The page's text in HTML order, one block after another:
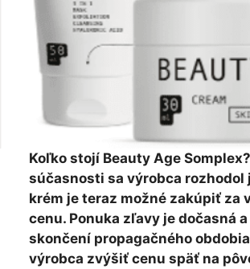
Koľko stojí Beauty Age
súčasnosti sa výrobca rozhodol
krém je teraz možné zakúpiť za
cenu. Ponuka zľavy je dočasná a
skončení propagačného
výrobca zvýšiť cenu späť na